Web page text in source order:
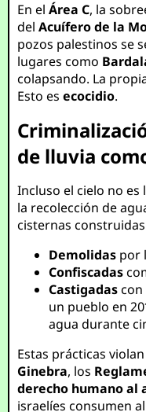
En elÁrea C, la
delAcuífero de la
pozos palestinos se
lugares como
colapsando. La
Esto esecocidio.
de lluvia
Incluso el cielo no
la recolección de
cisternas
Demolidas por
Confiscadas
Castigadascon
un pueblo en
agua durante
Estas prácticas
Ginebra, los
derecho humano al
israelíes consumen